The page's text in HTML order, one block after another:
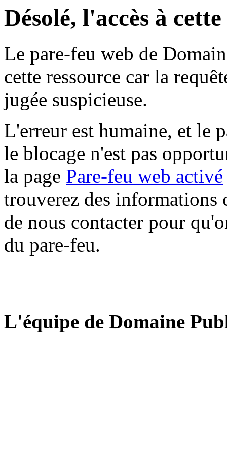
Désolé, l'accès à
Le pare-feu web de
cette ressource car la
jugée suspicieuse.
L'erreur est humaine, et le
le blocage n'est pas
la page Pare-feu web activé
trouverez des informations
de nous contacter pour
du pare-feu.
L'équipe de Domaine